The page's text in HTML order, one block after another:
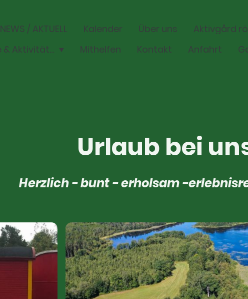
NEWS / AKTUELL Kalender Über uns Aktivgård
Angebote & Aktivitäten
Mithelfen Kontakt Anfahrt
Urlaub bei
Herzlich - bunt - erholsam -